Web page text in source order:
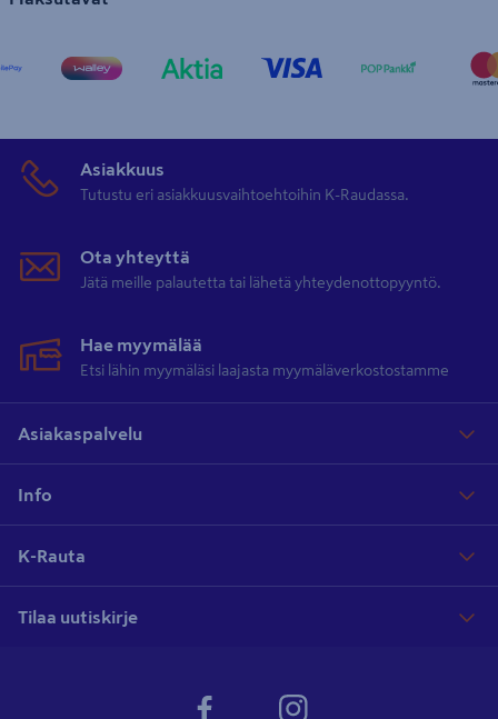
Asiakkuus
Tutustu eri asiakkuusvaihtoehtoihin K-Raudassa.
Ota yhteyttä
Jätä meille palautetta tai lähetä yhteydenottopyyntö.
Hae myymälää
Etsi lähin myymäläsi laajasta myymäläverkostostamme
Asiakaspalvelu
Info
K-Rauta
Tilaa uutiskirje